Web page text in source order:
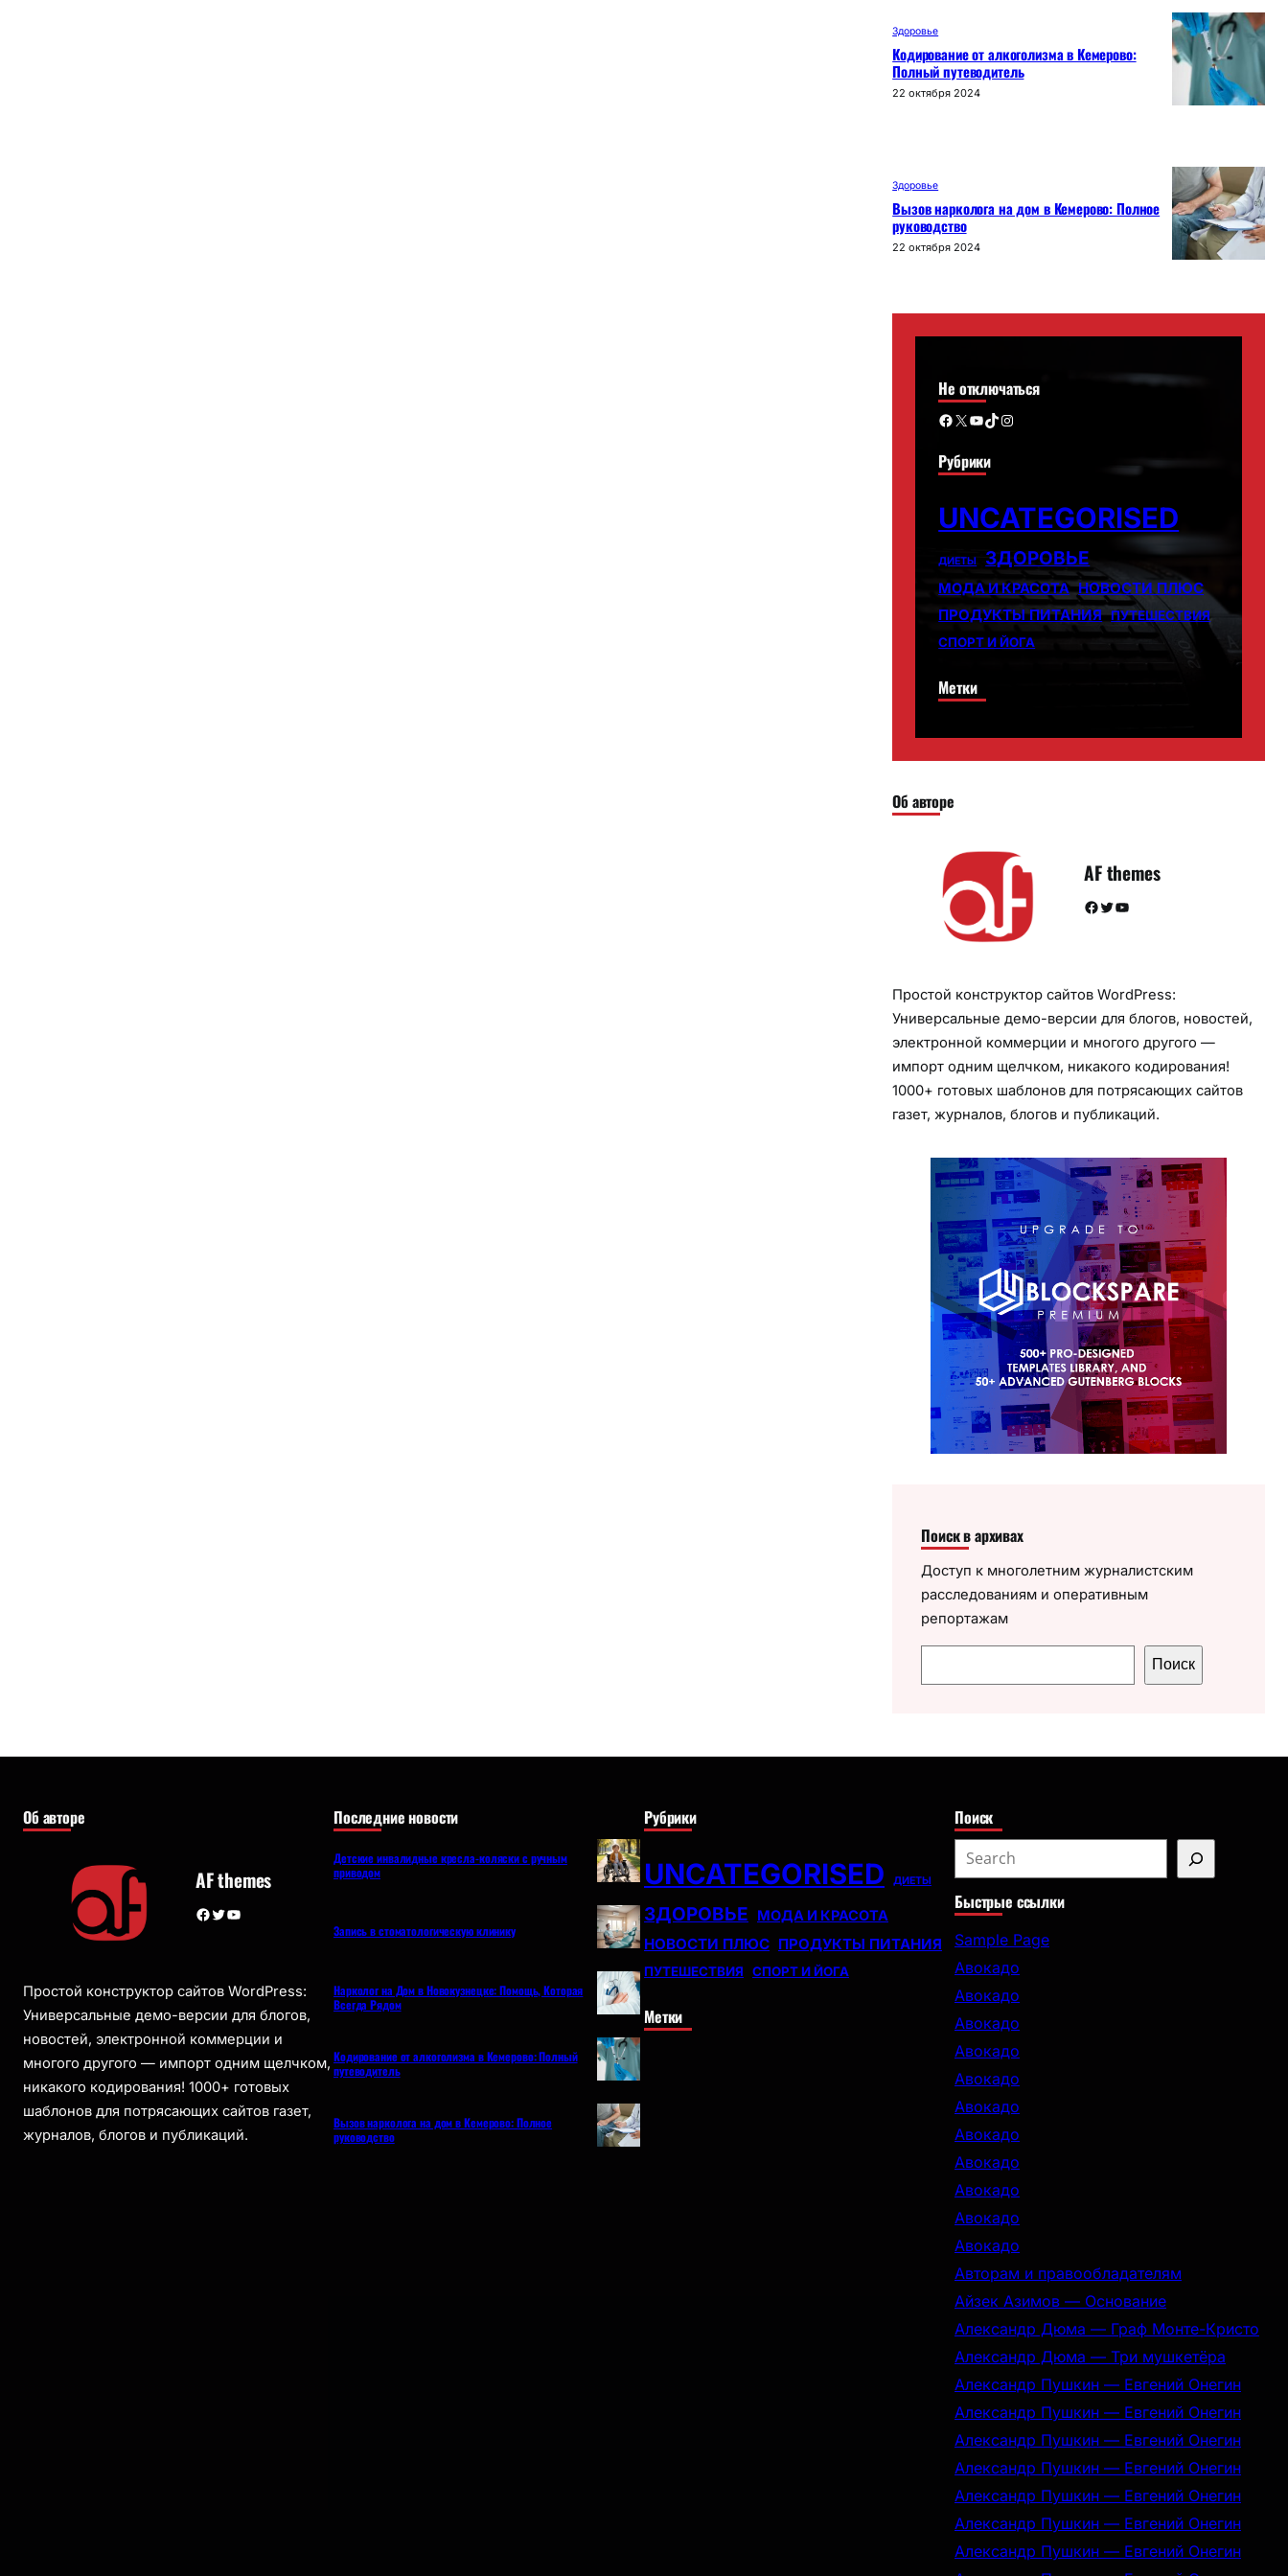
Здоровье
Кодирование от алкоголизма в Кемерово:
Полный путеводитель
22 октября 2024
Здоровье
Вызов нарколога на дом в Кемерово: Полное
руководство
22 октября 2024
Не отключаться
Facebook X YouTube TikTok Instagram
Рубрики
UNCATEGORISED
ДИЕТЫ ЗДОРОВЬЕ
МОДА И КРАСОТА НОВОСТИ ПЛЮС
ПРОДУКТЫ ПИТАНИЯ ПУТЕШЕСТВИЯ
СПОРТ И ЙОГА
Метки
Об авторе
AF themes
Facebook Twitter YouTube
Простой конструктор сайтов WordPress:
Универсальные демо-версии для блогов, новостей,
электронной коммерции и многого другого —
импорт одним щелчком, никакого кодирования!
1000+ готовых шаблонов для потрясающих сайтов
газет, журналов, блогов и публикаций.
Поиск в архивах
Доступ к многолетним журналистским
расследованиям и оперативным
репортажам
о
Поиск
Об авторе
AF themes
Facebook Twitter YouTube
Простой конструктор сайтов WordPress:
Универсальные демо-версии для блогов,
новостей, электронной коммерции и
многого другого — импорт одним щелчком,
никакого кодирования! 1000+ готовых
шаблонов для потрясающих сайтов газет,
журналов, блогов и публикаций.
Последние новости
Детские инвалидные кресла-коляски с ручным
приводом
Запись в стоматологическую клинику
Нарколог на Дом в Новокузнецке: Помощь, Которая
Всегда Рядом
Кодирование от алкоголизма в Кемерово: Полный
путеводитель
Вызов нарколога на дом в Кемерово: Полное
руководство
Рубрики
UNCATEGORISED ДИЕТЫ
ЗДОРОВЬЕ МОДА И КРАСОТА
НОВОСТИ ПЛЮС ПРОДУКТЫ ПИТАНИЯ
ПУТЕШЕСТВИЯ СПОРТ И ЙОГА
Метки
Поиск
e
a
r
c
h
Быстрые ссылки
Sample Page
Авокадо
Авокадо
Авокадо
Авокадо
Авокадо
Авокадо
Авокадо
Авокадо
Авокадо
Авокадо
Авокадо
Авторам и правообладателям
Айзек Азимов — Основание
Александр Дюма — Граф Монте-Кристо
Александр Дюма — Три мушкетёра
Александр Пушкин — Евгений Онегин
Александр Пушкин — Евгений Онегин
Александр Пушкин — Евгений Онегин
Александр Пушкин — Евгений Онегин
Александр Пушкин — Евгений Онегин
Александр Пушкин — Евгений Онегин
Александр Пушкин — Евгений Онегин